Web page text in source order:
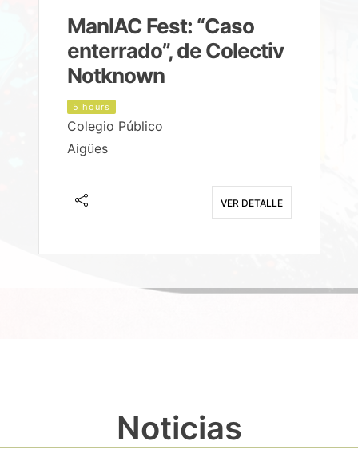
ManIAC Fest: “Caso
enterrado”, de Colectiv
Notknown
5 hours
Colegio Público
Aigües
VER DETALLE
Noticias